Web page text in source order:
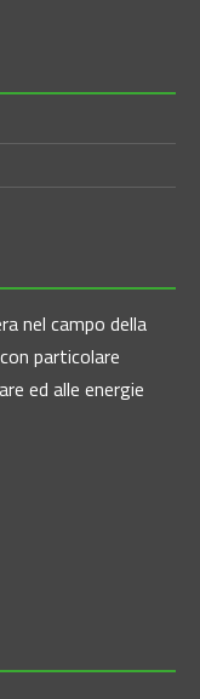
nel campo della
particolare
ed alle energie